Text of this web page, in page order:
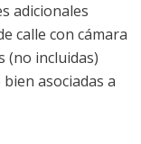
adicionales
calle con cámara
(no incluidas)
asociadas a